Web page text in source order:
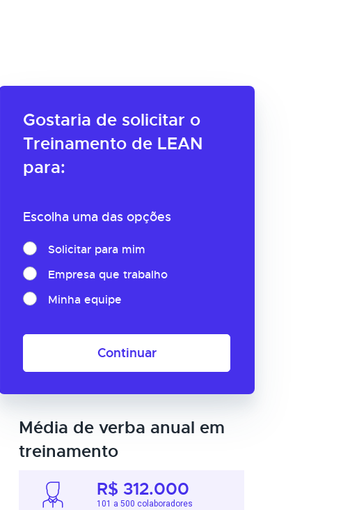
Gostaria de solicitar o
Treinamento de LEAN
para:
Escolha uma das opções
Solicitar para mim
Empresa que trabalho
Minha equipe
Continuar
Média de verba anual em
treinamento
R$ 312.000
101 a 500 colaboradores